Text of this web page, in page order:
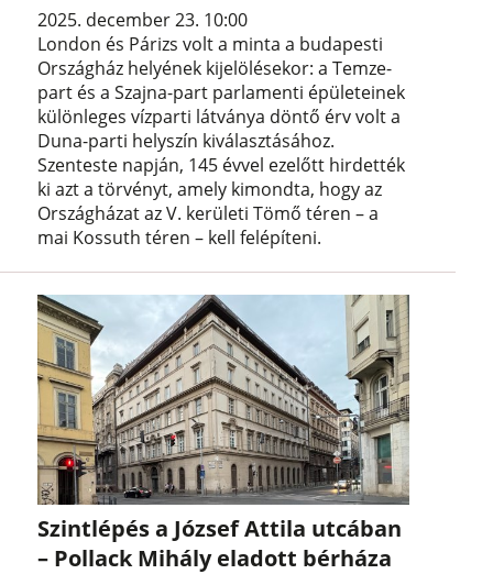
2025. december 23. 10:00
London és Párizs volt a minta a budapesti
Országház helyének kijelölésekor: a Temze-
part és a Szajna-part parlamenti épületeinek
különleges vízparti látványa döntő érv volt a
Duna-parti helyszín kiválasztásához.
Szenteste napján, 145 évvel ezelőtt hirdették
ki azt a törvényt, amely kimondta, hogy az
Országházat az V. kerületi Tömő téren – a
mai Kossuth téren – kell felépíteni.
Szintlépés a József Attila utcában
– Pollack Mihály eladott bérháza